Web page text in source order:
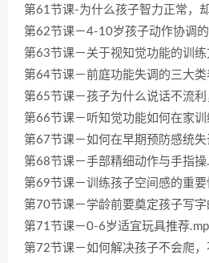
第61节课-为什么孩子智力正常，
第62节课－4-10岁孩子动作协调
第63节课－关于视知觉功能的训
第64节课－前庭功能失调的三大
第65节课－孩子为什么说话不流
第66节课－听知觉功能如何在家训
第67节课－如何在早期预防感统失
第68节课－手部精细动作与手指操
第69节课－训练孩子空间感的重
第70节课－学龄前要奠定孩子写
第71节课－0-6岁适宜玩具推荐
第72节课－如何解决孩子不会爬